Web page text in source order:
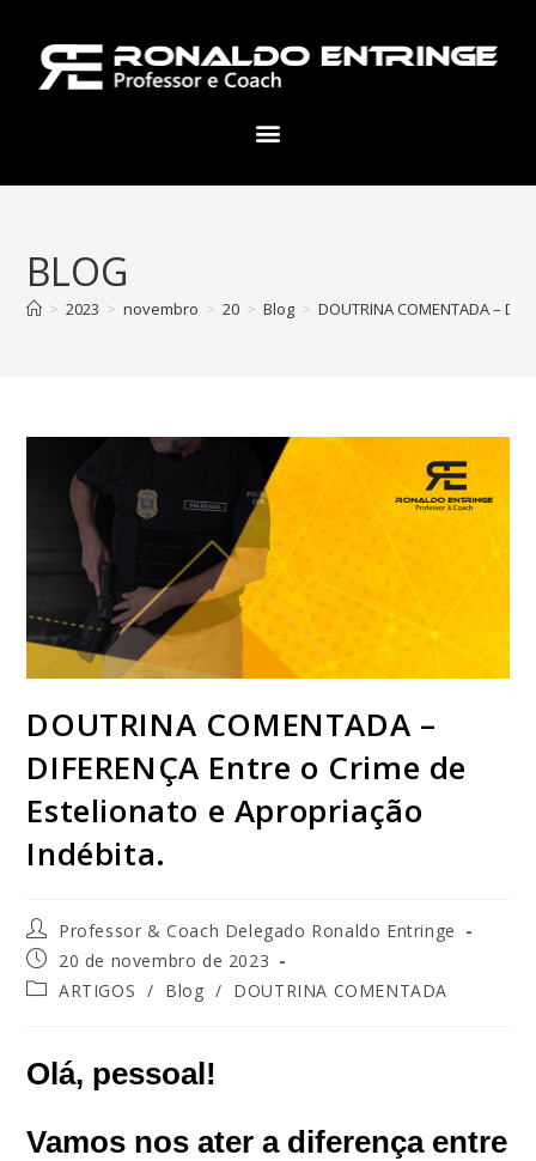
BLOG
> 2023 > novembro > 20 > Blog > DOUTRINA COMENTADA –
DOUTRINA COMENTADA –
DIFERENÇA Entre o Crime de
Estelionato e Apropriação
Indébita.
Professor & Coach Delegado Ronaldo Entringe
20 de novembro de 2023
ARTIGOS / Blog / DOUTRINA COMENTADA
Olá, pessoal!
Vamos nos ater a diferença entre